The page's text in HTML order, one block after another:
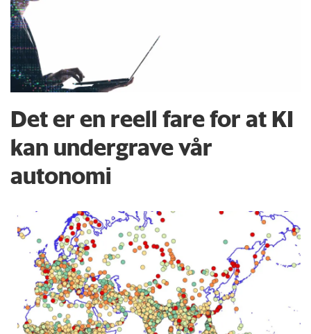
Det er en reell fare for at KI
kan undergrave vår
autonomi